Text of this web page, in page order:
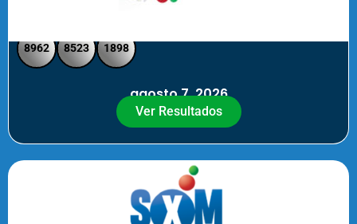
8962 8523 1898
agosto 7, 2026
Ver Resultados